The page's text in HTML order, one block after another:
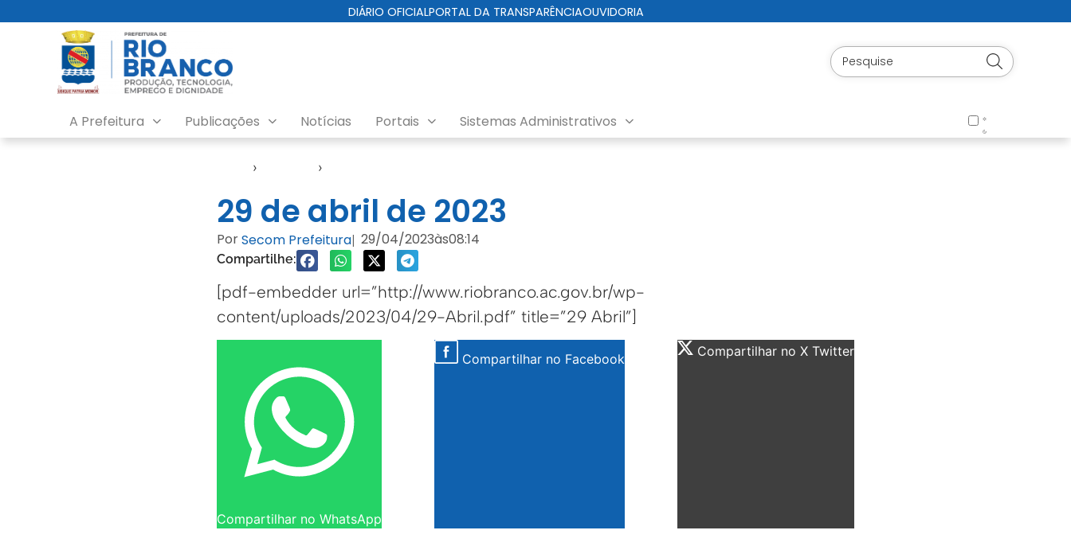
DIÁRIO OFICIALPORTAL DA TRANSPARÊNCIAOUVIDORIA
A Prefeitura Publicações Notícias Portais Sistemas Administrativos
› ›
29 de abril de 2023
PorSecom Prefeitura| 29/04/2023às08:14
Compartilhe:
[pdf-embedder url=”http://www.riobranco.ac.gov.br/wp-
content/uploads/2023/04/29-Abril.pdf” title=”29 Abril”]
Compartilhar no WhatsApp
Compartilhar no Facebook Compartilhar no X Twitter